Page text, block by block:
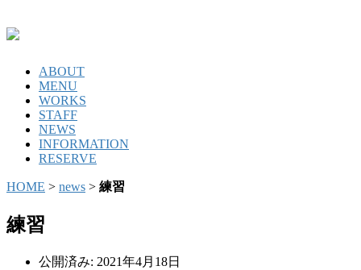
ABOUT
MENU
WORKS
STAFF
NEWS
INFORMATION
RESERVE
HOME > news > 練習
練習
公開済み: 2021年4月18日